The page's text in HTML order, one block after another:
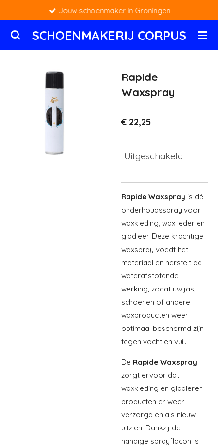
naar
de
SCHOENMAKERIJ CORPUS
Jouw schoenmaker in Groningen
Rapide
Waxspray
€ 22,25
Uitgeschakeld
Rapide Waxspray is dé
onderhoudsspray voor
waxkleding, wax leder en
gladleer. Deze krachtige
waxspray voedt het
materiaal en herstelt de
waterafstotende
werking, zodat uw jas,
schoenen of andere
waxproducten weer
optimaal beschermd zijn
tegen vocht en vuil.
De Rapide Waxspray
zorgt ervoor dat
waxkleding en gladleren
producten er weer
verzorgd en als nieuw
uitzien. Dankzij de
handige sprayflacon is